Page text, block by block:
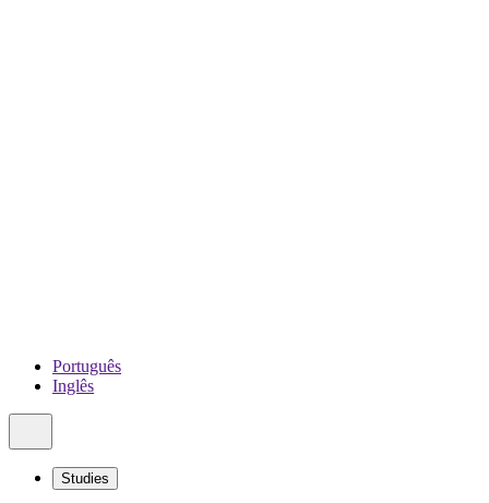
Português
Inglês
Studies